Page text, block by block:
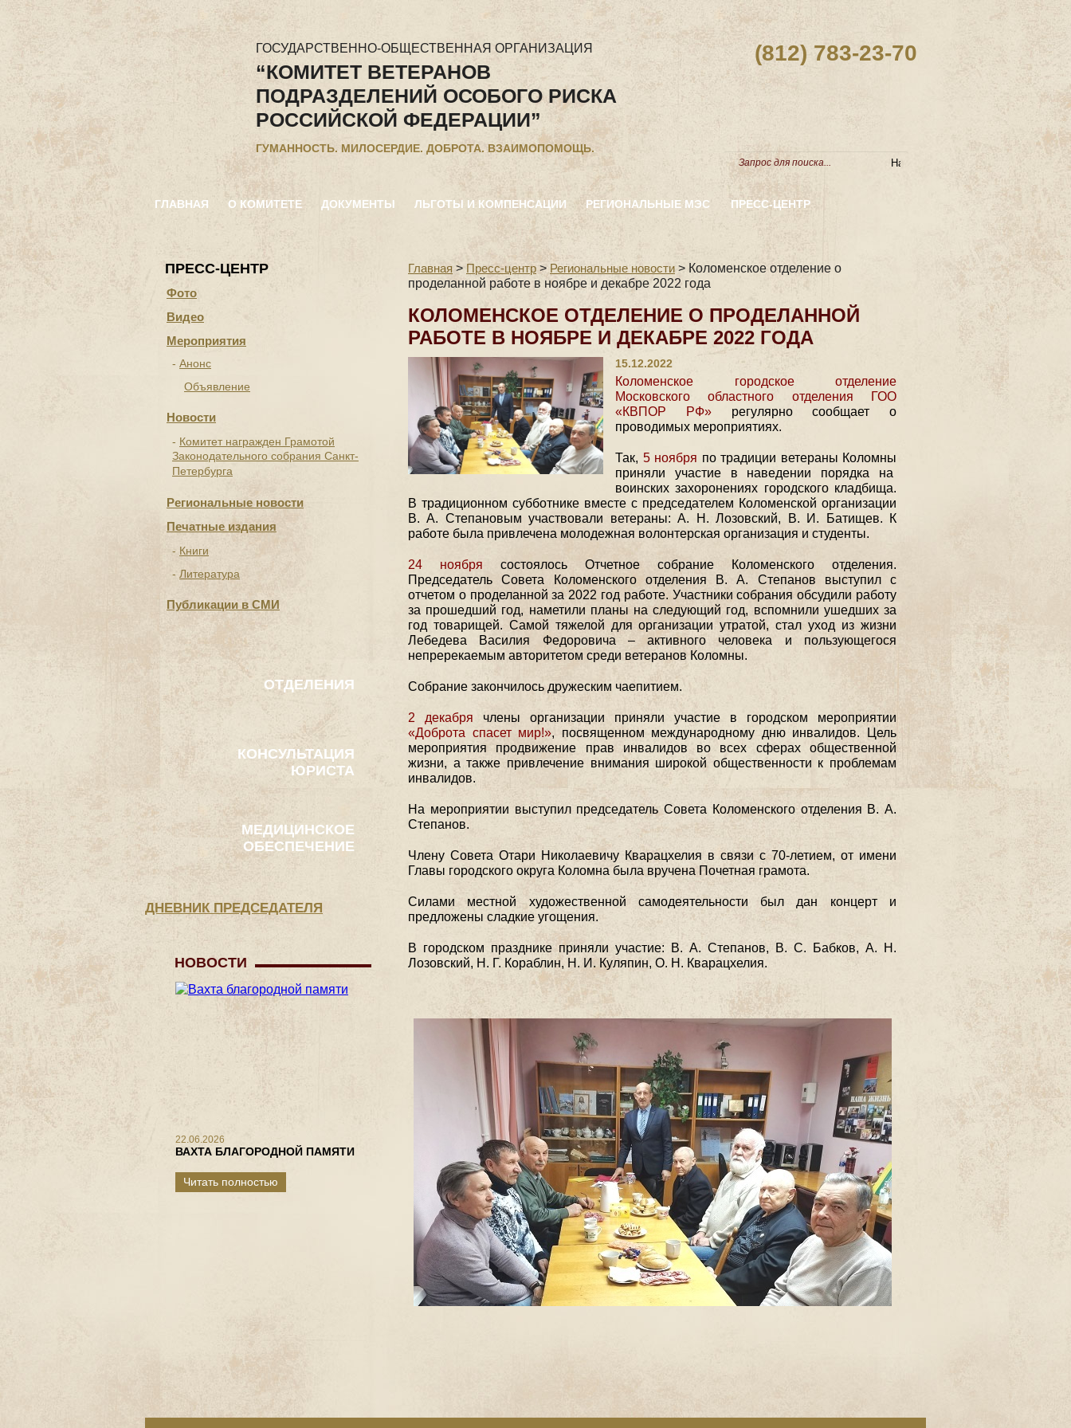
ГОСУДАРСТВЕННО-ОБЩЕСТВЕННАЯ ОРГАНИЗАЦИЯ
“КОМИТЕТ ВЕТЕРАНОВ
ПОДРАЗДЕЛЕНИЙ ОСОБОГО РИСКА
РОССИЙСКОЙ ФЕДЕРАЦИИ”
ГУМАННОСТЬ. МИЛОСЕРДИЕ. ДОБРОТА. ВЗАИМОПОМОЩЬ.
(812) 783-23-70
ГЛАВНАЯ О КОМИТЕТЕ ДОКУМЕНТЫ ЛЬГОТЫ И КОМПЕНСАЦИИ РЕГИОНАЛЬНЫЕ МЭС ПРЕСС-ЦЕНТР
ПРЕСС-ЦЕНТР
Фото
Видео
Мероприятия
Анонс
Объявление
Новости
Комитет награжден Грамотой
Законодательного собрания Санкт-
Петербурга
Региональные новости
Печатные издания
Книги
Литература
Публикации в СМИ
ОТДЕЛЕНИЯ
КОНСУЛЬТАЦИЯ
ЮРИСТА
МЕДИЦИНСКОЕ
ОБЕСПЕЧЕНИЕ
ДНЕВНИК ПРЕДСЕДАТЕЛЯ
НОВОСТИ
22.06.2026
ВАХТА БЛАГОРОДНОЙ ПАМЯТИ
Читать полностью
Главная > Пресс-центр > Региональные новости > Коломенское отделение о
проделанной работе в ноябре и декабре 2022 года
КОЛОМЕНСКОЕ ОТДЕЛЕНИЕ О ПРОДЕЛАННОЙ
РАБОТЕ В НОЯБРЕ И ДЕКАБРЕ 2022 ГОДА
15.12.2022
Коломенское городское отделение
Московского областного отделения ГОО
«КВПОР РФ»регулярно сообщает о
проводимых мероприятиях.
Так, 5 ноября по традиции ветераны Коломны
приняли участие в наведении порядка на
воинских захоронениях городского кладбища.
В традиционном субботнике вместе с председателем Коломенской организации
В. А. Степановым участвовали ветераны: А. Н. Лозовский, В. И. Батищев. К
работе была привлечена молодежная волонтерская организация и студенты.
24 ноября состоялось Отчетное собрание Коломенского отделения.
Председатель Совета Коломенского отделения В. А. Степанов выступил с
отчетом о проделанной за 2022 год работе. Участники собрания обсудили работу
за прошедший год, наметили планы на следующий год, вспомнили ушедших за
год товарищей. Самой тяжелой для организации утратой, стал уход из жизни
Лебедева Василия Федоровича – активного человека и пользующегося
непререкаемым авторитетом среди ветеранов Коломны.
Собрание закончилось дружеским чаепитием.
2 декабря члены организации приняли участие в городском мероприятии
«Доброта спасет мир!», посвященном международному дню инвалидов. Цель
мероприятия продвижение прав инвалидов во всех сферах общественной
жизни, а также привлечение внимания широкой общественности к проблемам
инвалидов.
На мероприятии выступил председатель Совета Коломенского отделения В. А.
Степанов.
Члену Совета Отари Николаевичу Кварацхелия в связи с 70-летием, от имени
Главы городского округа Коломна была вручена Почетная грамота.
Силами местной художественной самодеятельности был дан концерт и
предложены сладкие угощения.
В городском празднике приняли участие: В. А. Степанов, В. С. Бабков, А. Н.
Лозовский, Н. Г. Кораблин, Н. И. Куляпин, О. Н. Кварацхелия.